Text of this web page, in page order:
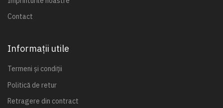
Contact
Informații utile
Termeni și condiții
Politică de retur
Retragere din contract